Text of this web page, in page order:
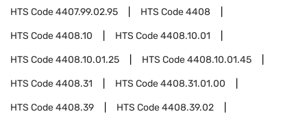
HTS Code4407.99.02.95 HTS Code4408
HTS Code4408.10 HTS Code4408.10.01
HTS Code4408.10.01.25 HTS Code4408.10.01.45
HTS Code4408.31 HTS Code4408.31.01.00
HTS Code4408.39 HTS Code4408.39.02